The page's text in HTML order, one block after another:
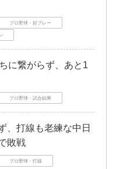
プロ野球・好プレー
に繋がらず、あと1
プロ野球・試合結果
、打線も老練な中日
敗戦
プロ野球・打線